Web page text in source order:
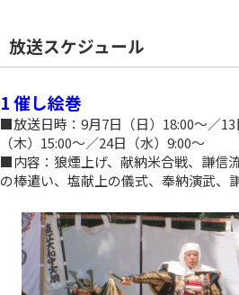
放送スケジュール
1 催し絵巻
■放送日時：9月7日（日）18:00～／13
（木）15:00～／24日（水）9:00～
■内容：狼煙上げ、献納米合戦、謙信
の棒遣い、塩献上の儀式、奉納演武、